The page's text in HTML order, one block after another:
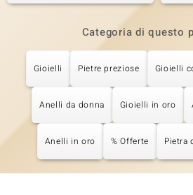
Categoria di questo
Gioielli Pietre preziose Gioielli
Anelli da donna Gioielli in oro
Anelli in oro % Offerte Pietra